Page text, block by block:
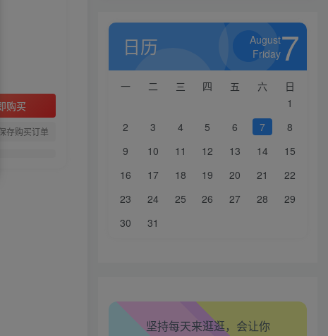
购买
存购买订单
日历
August
Friday7
一 二 三 四 五 六
日
1
2
3 4 5 6 7
8
9
10 11 12 13 14
15
16
17 18 19 20 21
22
23
24 25 26 27 28
29
30
31
坚持每天来逛逛，会让你
心情也舒畅了！
腰也不酸了！